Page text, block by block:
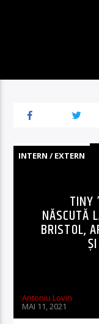
INTERN / EXTERN
TINY
NĂSCUTĂ
BRISTOL,
Antoniu Lovin
MAI 11, 2021